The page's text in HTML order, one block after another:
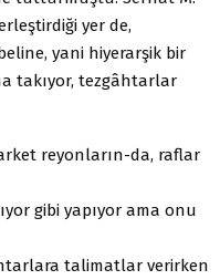
yer de,
yani hiyerarşik bir
takıyor, tezgâhtarlar
reyonların-da, raflar
gibi yapıyor ama onu
talimatlar verirken